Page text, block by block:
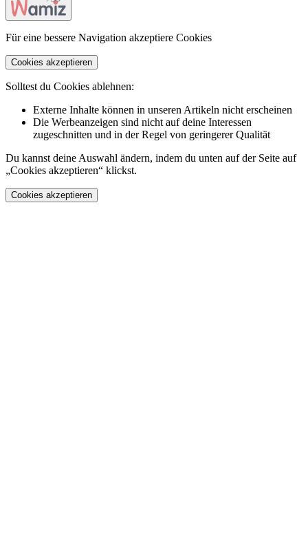
Für eine bessere Navigation akzeptiere Cookies
Cookies akzeptieren
Solltest du Cookies ablehnen:
Externe Inhalte können in unseren Artikeln nicht erscheinen
Die Werbeanzeigen sind nicht auf deine Interessen
zugeschnitten und in der Regel von geringerer Qualität
Du kannst deine Auswahl ändern, indem du unten auf der Seite auf
„Cookies akzeptieren“ klickst.
Cookies akzeptieren